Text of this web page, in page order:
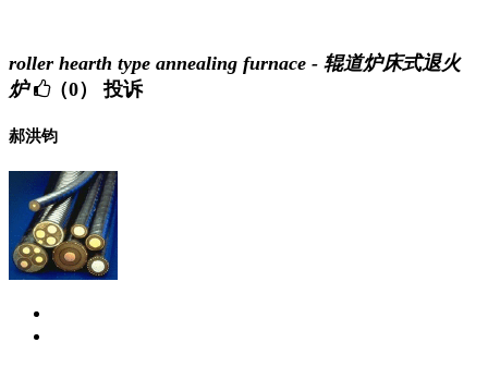
roller hearth type annealing furnace - 辊道炉床式退火
炉
（0） 投诉
郝洪钧